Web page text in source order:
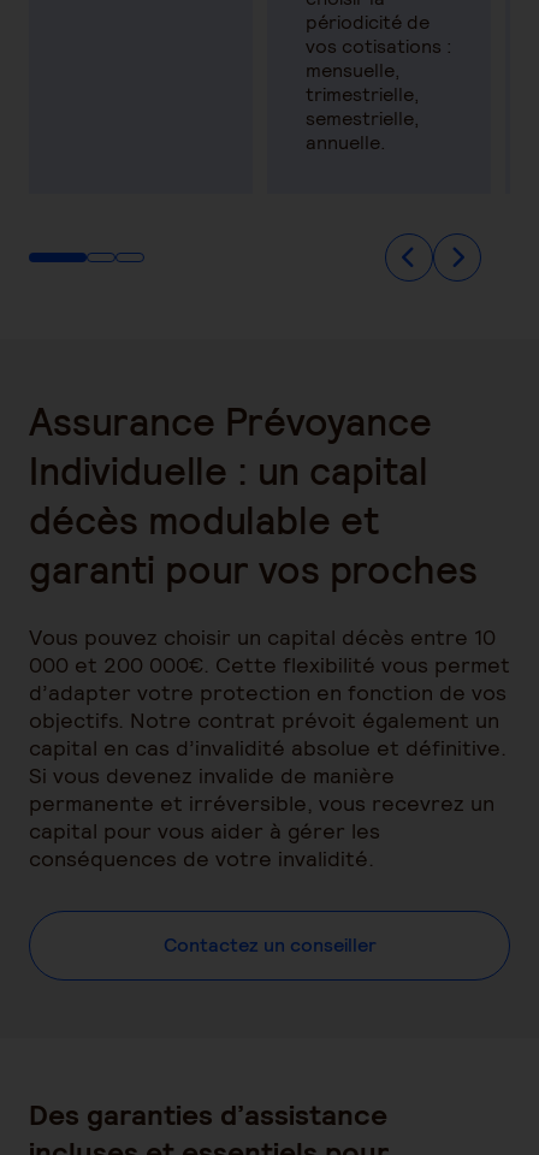
périodicité de
vos cotisations :
mensuelle,
trimestrielle,
semestrielle,
annuelle.
Assurance Prévoyance
Individuelle : un capital
décès modulable et
garanti pour vos proches
Vous pouvez choisir un capital décès entre 10
000 et 200 000€. Cette flexibilité vous permet
d’adapter votre protection en fonction de vos
objectifs. Notre contrat prévoit également un
capital en cas d’invalidité absolue et définitive.
Si vous devenez invalide de manière
permanente et irréversible, vous recevrez un
capital pour vous aider à gérer les
conséquences de votre invalidité.
Contactez un conseiller
Des garanties d’assistance